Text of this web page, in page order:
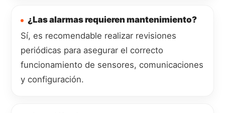
¿Las alarmas requieren mantenimiento?
Sí, es recomendable realizar revisiones
periódicas para asegurar el correcto
funcionamiento de sensores, comunicaciones
y configuración.